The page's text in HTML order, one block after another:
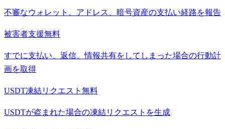
不審なウォレット、アドレス、暗号資産の支払い経路を報告
被害者支援無料
すでに支払い、返信、情報共有をしてしまった場合の行動計
画を取得
USDT凍結リクエスト 無料
USDTが盗まれた場合の凍結リクエストを生成